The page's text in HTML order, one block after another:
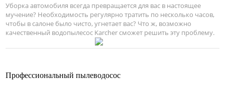
Уборка автомобиля всегда превращается для вас в настоящее
мучение? Необходимость регулярно тратить по несколько часов,
чтобы в салоне было чисто, угнетает вас? Что ж, возможно
качественный водопылесос Karcher сможет решить эту проблему.
Профессиональный пылеводосос